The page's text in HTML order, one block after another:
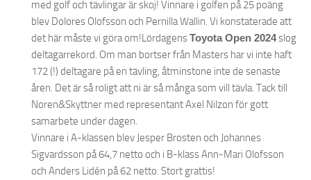
GDPR
Policy
Grönt Kort
Protokoll och stadgar
Organisation
Kansli – Shop
Golfskola
med golf och tävlingar är skoj! Vinnare i golfen på 25 poäng
blev Dolores Olofsson och Pernilla Wallin. Vi konstaterade att
det här måste vi göra om!LördagensToyota Open 2024slog
deltagarrekord. Om man bortser från Masters har vi inte haft
172 (!) deltagare på en tävling, åtminstone inte de senaste
åren. Det är så roligt att ni är så många som vill tävla. Tack till
Noren&Skyttner med representant Axel Nilzon för gott
samarbete under dagen.
Vinnare i A-klassen blev Jesper Brosten och Johannes
Sigvardsson på 64,7 netto och i B-klass Ann-Mari Olofsson
och Anders Lidén på 62 netto. Stort grattis!